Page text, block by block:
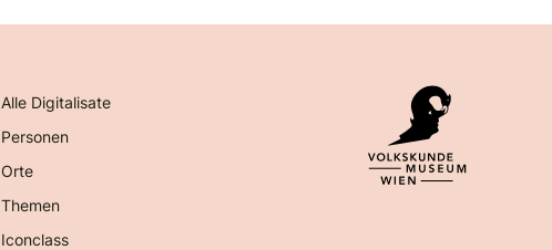
Alle Digitalisate
Personen
Orte
Themen
Iconclass